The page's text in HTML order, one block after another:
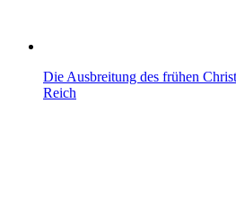
Die Ausbreitung des frühen
Reich